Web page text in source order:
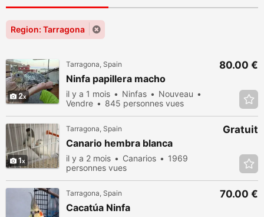
Region: Tarragona
2
Tarragona, Spain
Ninfa papillera macho
il y a 1 mois Ninfas
Nouveau
Vendre
845 personnes vues
80.00 €
1
Tarragona, Spain
Canario hembra blanca
il y a 2 mois Canarios
1969
personnes vues
Gratuit
Tarragona, Spain
Cacatúa Ninfa
70.00 €